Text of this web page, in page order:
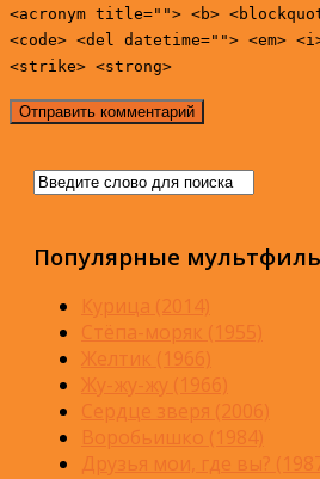
<acronym title=""> <b>
<code> <del datetime=""> <em>
<strike> <strong>
Популярные
Курица (2014)
Стёпа-моряк (1955)
Желтик (1966)
Жу-жу-жу (1966)
Сердце зверя (2006)
Воробьишко (1984)
Друзья мои, где вы?